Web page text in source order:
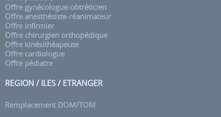
Offre gynécologue-obtréticien
Offre anesthésiste-réanimateur
Offre infirmier
Offre chirurgien orthopédique
Offre kinésithéapeute
Offre cardiologue
Offre pédiatre
REGION / ILES / ETRANGER
Remplacement DOM/TOM